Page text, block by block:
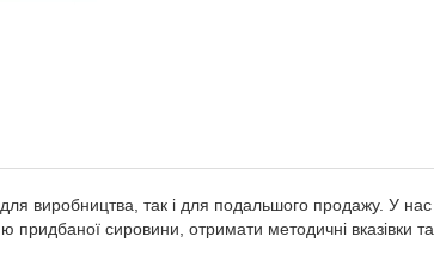
виробництва, так і для подальшого продажу. У
придбаної сировини, отримати методичні вказівки